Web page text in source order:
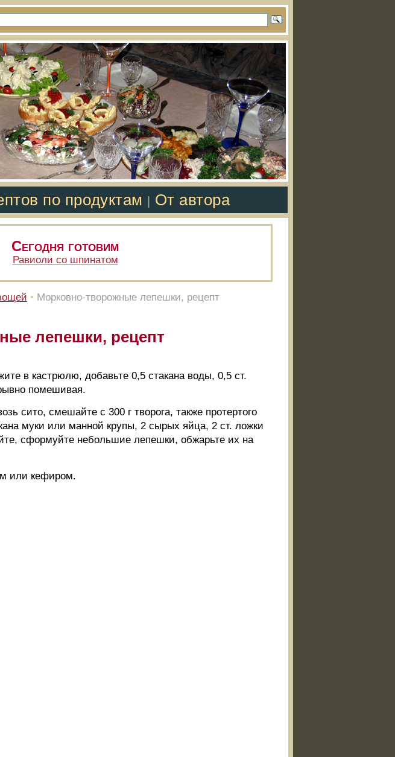
по продуктам От автора
Сегодня готовим
Равиоли со шпинатом
• Морковно-творожные лепешки, рецепт
лепешки, рецепт
в кастрюлю, добавьте 0,5 стакана воды, 0,5 ст.
помешивая.
сито, смешайте с 300 г творога, также протертого
муки или манной крупы, 2 сырых яйца, 2 ст. ложки
сформуйте небольшие лепешки, обжарьте их на
или кефиром.